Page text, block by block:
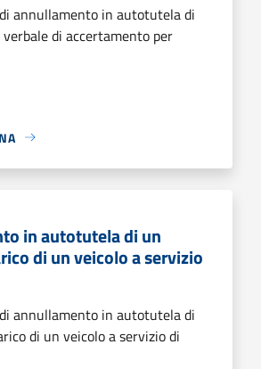
annullamento in autotutela di
di accertamento per
in autotutela di un
di un veicolo a servizio
annullamento in autotutela di
di un veicolo a servizio di